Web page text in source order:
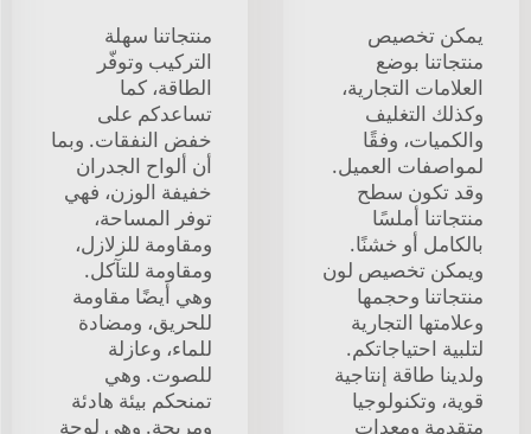
يمكن تخصيص
منتجاتنا بوضع
العلامات التجارية،
وكذلك التغليف
والكميات، وفقًا
لمواصفات العميل.
وقد تكون سطح
منتجاتنا أملسًا
بالكامل أو خشنًا.
ويمكن تخصيص لون
منتجاتنا وحجمها
وعلامتها التجارية
لتلبية احتياجاتكم.
ولدينا طاقة إنتاجية
قوية، وتكنولوجيا
متقدمة ومعدات
منتجاتنا سهلة
التركيب وتوفّر
الطاقة، كما
تساعدكم على
خفض النفقات. وبما
أن ألواح الجدران
خفيفة الوزن، فهي
توفر المساحة،
ومقاومة للزلازل،
ومقاومة للتآكل.
وهي أيضًا مقاومة
للحريق، ومضادة
للماء، وعازلة
للصوت. وهي
تمنحكم بيئة هادئة
ومريحة. وهي لوحة